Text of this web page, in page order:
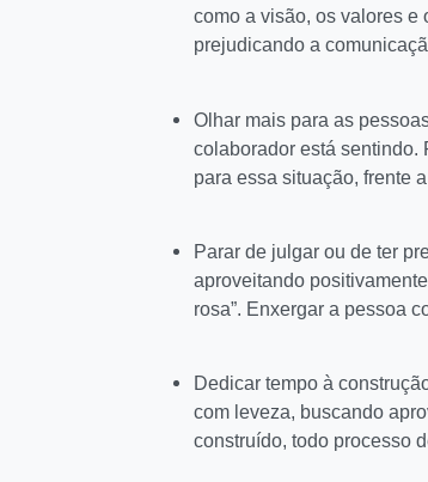
como a visão, os valores e
prejudicando a
Olhar mais para as
colaborador está sentindo.
para essa situação, frente
Parar de julgar ou de ter
aproveitando
rosa”. Enxergar a pessoa
Dedicar tempo à
com leveza, buscando
construído, todo processo